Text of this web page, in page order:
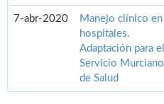
7-abr-2020
Manejo clínico en
hospitales.
Adaptación para el
Servicio Murciano
de Salud